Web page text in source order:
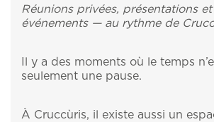
Réunions privées, présentations
événements — au rythme de
Il y a des moments où le temps
seulement une pause.
À Cruccùris, il existe aussi un